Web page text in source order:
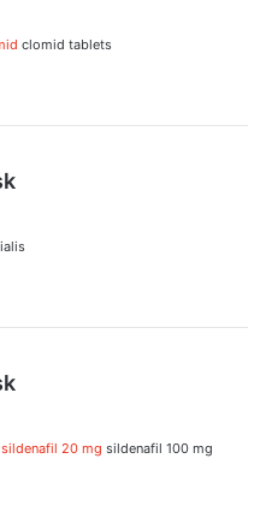
clomid tablets
sildenafil 20 mg sildenafil 100 mg